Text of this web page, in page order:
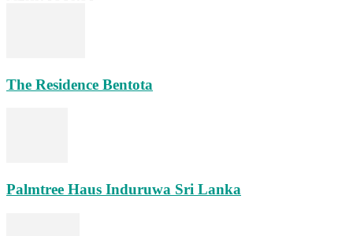
The Residence Bentota
Palmtree Haus Induruwa Sri Lanka